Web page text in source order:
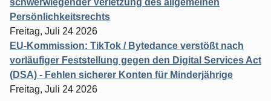
Persönlichkeitsrechts
Freitag, Juli 24 2026
EU-Kommission: TikTok / Bytedance verstößt nach
vorläufiger Feststellung gegen den Digital Services Act
(DSA) - Fehlen sicherer Konten für Minderjährige
Freitag, Juli 24 2026